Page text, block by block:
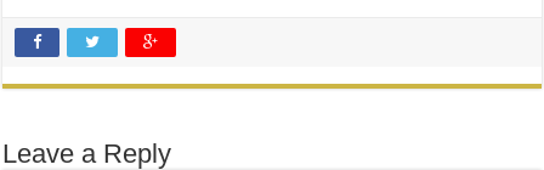
Leave a Reply